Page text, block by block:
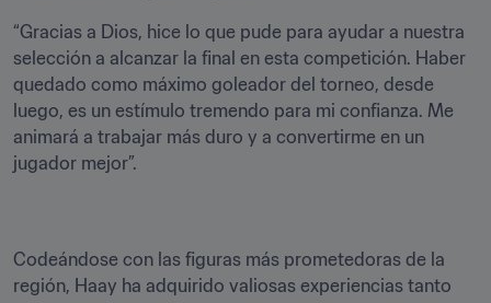
“Gracias a Dios, hice lo que pude para ayudar a nuestra
selección a alcanzar la final en esta competición. Haber
quedado como máximo goleador del torneo, desde
luego, es un estímulo tremendo para mi confianza. Me
animará a trabajar más duro y a convertirme en un
jugador mejor”.
Codeándose con las figuras más prometedoras de la
región, Haay ha adquirido valiosas experiencias tanto